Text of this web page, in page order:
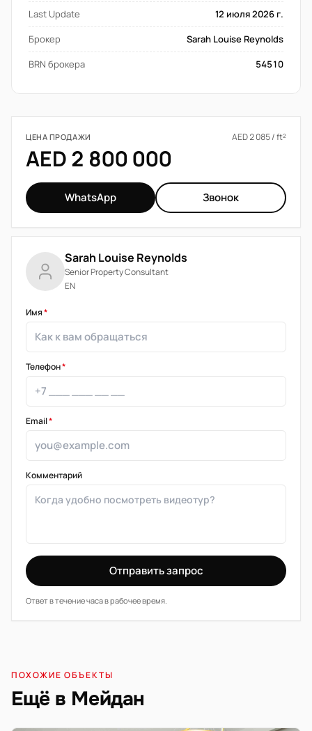
Last Update
12 июля 2026 г.
Брокер
Sarah Louise Reynolds
BRN брокера
54510
ЦЕНА ПРОДАЖИ AED 2 085 / ft²
AED 2 800 000
WhatsApp Звонок
Sarah Louise Reynolds
Senior Property Consultant
EN
Имя*
Телефон*
Email*
Комментарий
Отправить запрос
Ответ в течение часа в рабочее время.
ПОХОЖИЕ ОБЪЕКТЫ
Ещё в Мейдан